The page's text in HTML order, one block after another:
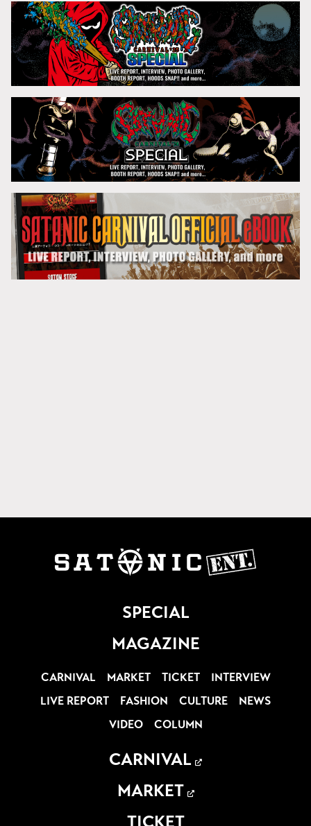
SPECIAL
MAGAZINE
CARNIVAL MARKET TICKET
INTERVIEW
LIVE REPORT
FASHION CULTURE
NEWS
VIDEO
COLUMN
CARNIVAL
MARKET
TICKET